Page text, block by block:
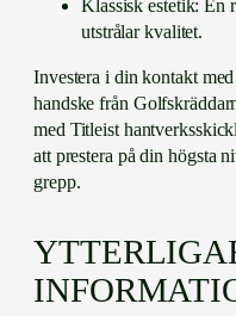
Klassisk estetik: En
utstrålar kvalitet.
Investera i din kontakt
handske från
med Titleist
att prestera på din högsta
grepp.